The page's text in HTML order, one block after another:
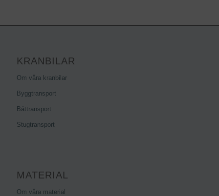
KRANBILAR
Om våra kranbilar
Byggtransport
Båttransport
Stugtransport
MATERIAL
Om våra material